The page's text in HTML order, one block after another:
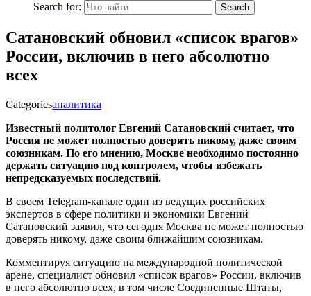
Search for:
Search
Сатановский обновил «список врагов»
России, включив в него абсолютно
всех
Categoriesаналитика
Известный политолог Евгений Сатановский считает, что
Россия не может полностью доверять никому, даже своим
союзникам. По его мнению, Москве необходимо постоянно
держать ситуацию под контролем, чтобы избежать
непредсказуемых последствий.
В своем Telegram-канале один из ведущих российских
экспертов в сфере политики и экономики Евгений
Сатановский заявил, что сегодня Москва не может полностью
доверять никому, даже своим ближайшим союзникам.
Комментируя ситуацию на международной политической
арене, специалист обновил «список врагов» России, включив
в него абсолютно всех, в том числе Соединенные Штаты,